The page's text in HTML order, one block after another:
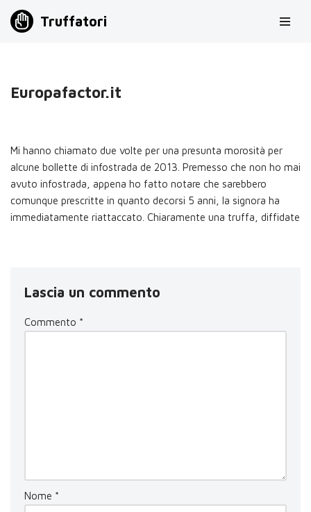
Truffatori
Europafactor.it
Mi hanno chiamato due volte per una presunta morosità per
alcune bollette di infostrada de 2013. Premesso che non ho mai
avuto infostrada, appena ho fatto notare che sarebbero
comunque prescritte in quanto decorsi 5 anni, la signora ha
immediatamente riattaccato. Chiaramente una truffa, diffidate
Lascia un commento
Commento *
Nome *